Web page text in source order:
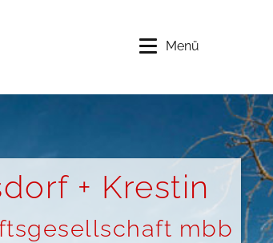
Menü
+ Krestin
mbb